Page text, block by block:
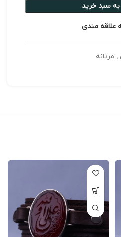
به سبد خرید
علاقه مندی
, مردانه